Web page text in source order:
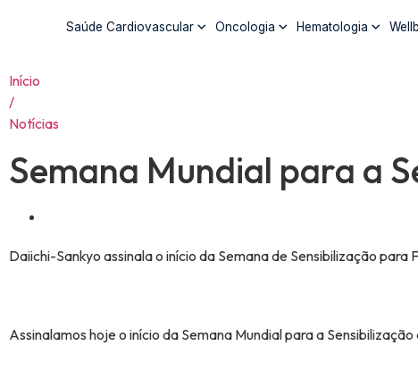
Saúde Cardiovascular Oncologia Hematologia
Início
/
Notícias
Semana Mundial para a
Daiichi-Sankyo assinala o início da Semana de Sensibilização para
Assinalamos hoje o início da Semana Mundial para a